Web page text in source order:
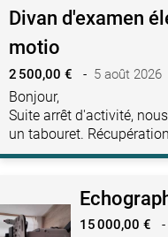
transporteur
Divan d'examen
motio
2 500,00 € - 5 août
Bonjour,
Suite arrêt d'activité,
un tabouret.
transporteur possible à
15 000,00 € -